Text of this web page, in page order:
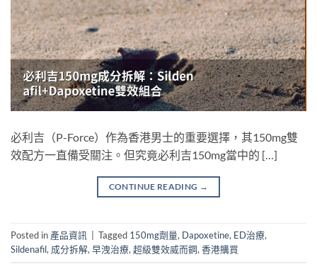
必利吉（P-Force）作為香港男士的重要選擇，其150mg雙
效配方一直備受關注。但究竟必利吉150mg當中的 […]
CONTINUE READING →
Posted in 產品資訊 Tagged 150mg劑量, Dapoxetine, ED治療,
Sildenafil, 成分拆解,早洩治療,超級雙效威而鋼,香港購買